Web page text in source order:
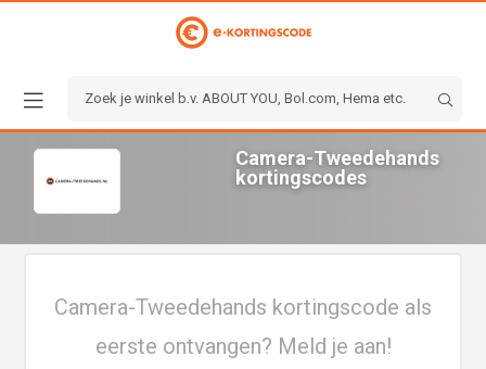
Camera-Tweedehands
kortingscodes
Camera-Tweedehands kortingscode als
eerste ontvangen? Meld je aan!